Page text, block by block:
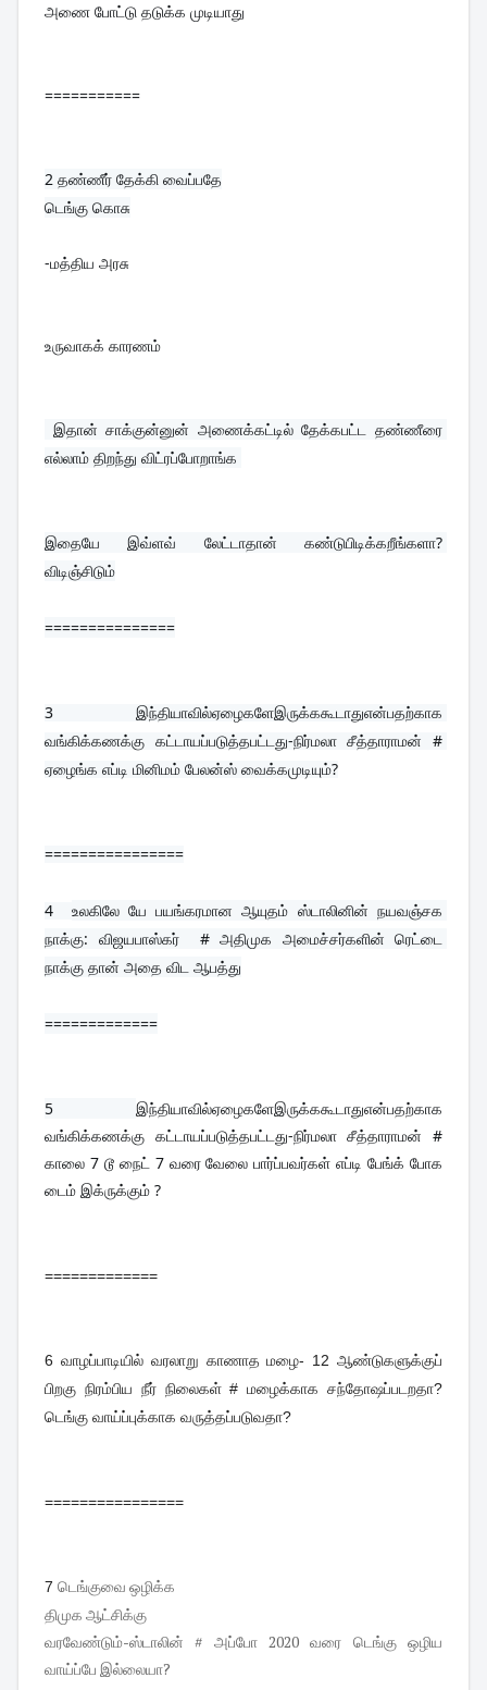
அணை போட்டு தடுக்க முடியாது
===========
2 தண்ணீர் தேக்கி வைப்பதே
-மத்திய அரசு
உருவாகக் காரணம்
எல்லாம் திறந்து விட்ரப்போறாங்க
இதையே இவ்ளவ் லேட்டாதான் கண்டுபிடிக்கறீங்களா?
விடிஞ்சிடும்
===============
3 இந்தியாவில்ஏழைகளேஇருக்ககூடாதுஎன்பதற்காக
வங்கிக்கணக்கு கட்டாயப்படுத்தபட்டது-நிர்மலா சீத்தாராமன் #
ஏழைங்க எப்டி மினிமம் பேலன்ஸ் வைக்கமுடியும்?
================
4 உலகிலே யே பயங்கரமான ஆயுதம் ஸ்டாலினின் நயவஞ்சக
நாக்கு: விஜயபாஸ்கர்  # அதிமுக அமைச்சர்களின் ரெட்டை
நாக்கு தான் அதை விட ஆபத்து
=============
5 இந்தியாவில்ஏழைகளேஇருக்ககூடாதுஎன்பதற்காக
வங்கிக்கணக்கு கட்டாயப்படுத்தபட்டது-நிர்மலா சீத்தாராமன் #
காலை 7 டூ நைட் 7 வரை வேலை பார்ப்பவர்கள் எப்டி பேங்க் போக
டைம் இக்ருக்கும் ?
=============
6 வாழப்பாடியில் வரலாறு காணாத மழை- 12 ஆண்டுகளுக்குப்
பிறகு நிரம்பிய நீர் நிலைகள் # மழைக்காக சந்தோஷப்படறதா?
டெங்கு வாய்ப்புக்காக வருத்தப்படுவதா?
================
7 டெங்குவை ஒழிக்க
திமுக ஆட்சிக்கு
வரவேண்டும்-ஸ்டாலின் # அப்போ 2020 வரை டெங்கு ஒழிய
வாய்ப்பே இல்லையா?